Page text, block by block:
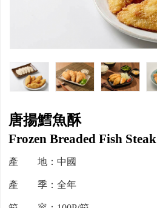
唐揚鱈魚酥
Frozen Breaded Fish Steak
產 地：中國
產 季：全年